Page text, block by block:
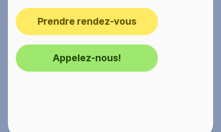
Prendre rendez-vous
Appelez-nous!